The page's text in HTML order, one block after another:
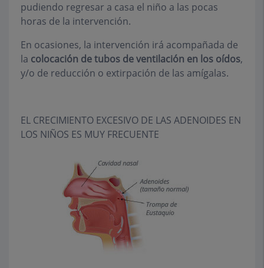
pudiendo regresar a casa el niño a las pocas
horas de la intervención.
En ocasiones, la intervención irá acompañada de
la colocación de tubos de ventilación en los oídos,
y/o de reducción o extirpación de las amígalas.
EL CRECIMIENTO EXCESIVO DE LAS ADENOIDES EN
LOS NIÑOS ES MUY FRECUENTE